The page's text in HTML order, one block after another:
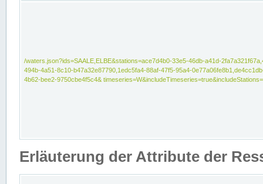
/waters.json?ids=SAALE,ELBE&stations=ace7d4b0-33e5-46db-a41d-
494b-4a51-8c10-b47a32e87790,1edc5fa4-88af-47f5-95a4-
4b62-bee2-9750cbe4f5c4&
Erläuterung der Attribute der